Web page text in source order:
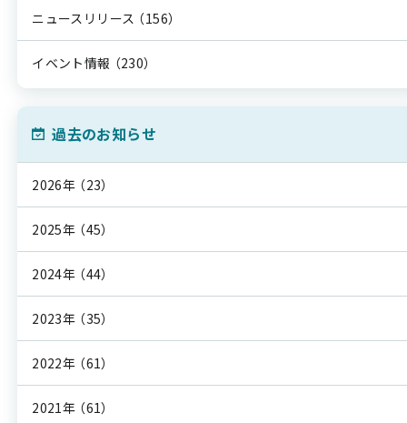
ニュースリリース （156）
イベント情報 （230）
過去のお知らせ
2026年 （23）
2025年 （45）
2024年 （44）
2023年 （35）
2022年 （61）
2021年 （61）